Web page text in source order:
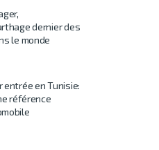
dernier des
le monde
entrée en Tunisie:
référence